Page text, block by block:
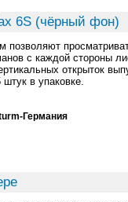
6S (чёрный фон)
с каждой стороны
открыток
в упаковке.
Германия